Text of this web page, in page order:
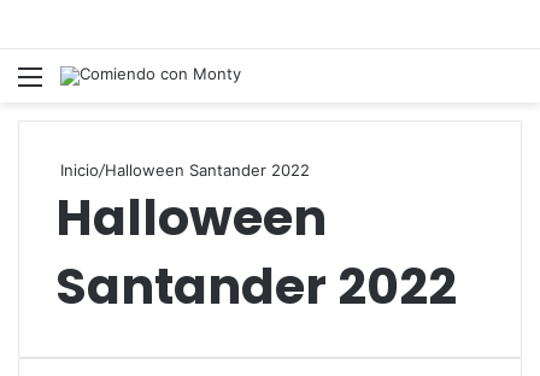
Menú
Inicio/Halloween Santander 2022
Halloween
Santander 2022